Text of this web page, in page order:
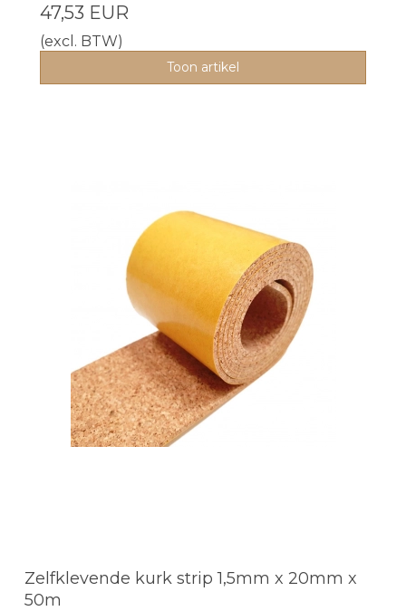
47,53 EUR
(excl. BTW)
Toon artikel
Zelfklevende kurk strip 1,5mm x 20mm x
50m